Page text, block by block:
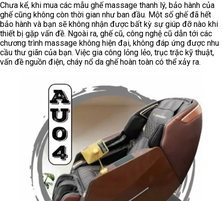
Chưa kể, khi mua các mẫu ghế massage thanh lý, bảo hành của
ghế cũng không còn thời gian như ban đầu. Một số ghế đã hết
bảo hành và bạn sẽ không nhận được bất kỳ sự giúp đỡ nào khi
thiết bị gặp vấn đề. Ngoài ra, ghế cũ, công nghệ cũ dẫn tới các
chương trình massage không hiện đại, không đáp ứng được nhu
cầu thư giãn của bạn. Việc gia công lỏng lẻo, trục trặc kỹ thuật,
vấn đề nguồn điện, cháy nổ da ghế hoàn toàn có thể xảy ra.